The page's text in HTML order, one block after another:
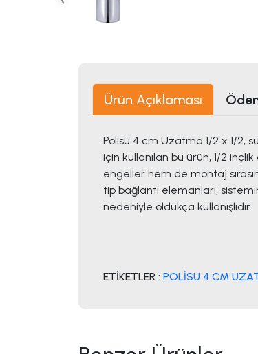
Ürün Açıklaması
Polisu 4 cm Uzatma 1/2 x 1/2,
için kullanılan bu ürün, 1/2
engeller hem de montaj
tip bağlantı elemanları,
nedeniyle oldukça kullanışlıdır.
ETİKETLER : POLİSU 4 CM